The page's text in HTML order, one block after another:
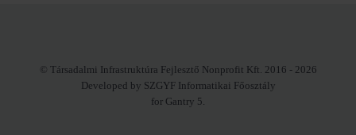
© Társadalmi Infrastruktúra Fejlesztő Nonprofit Kft. 2016 - 2026
Developed by SZGYF Informatikai Főosztály
for Gantry 5.